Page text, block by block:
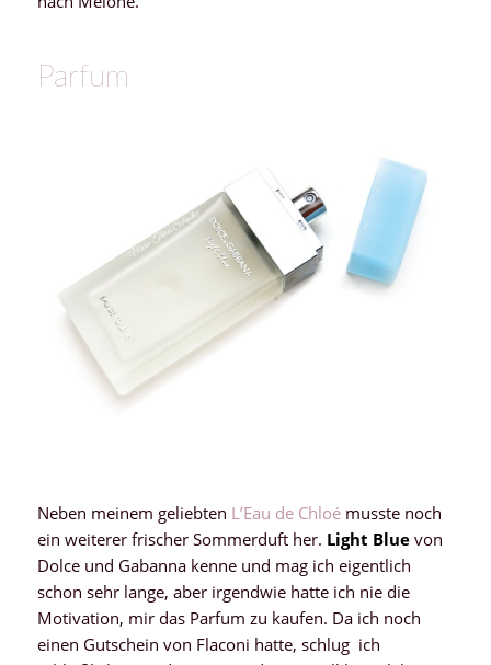
Parfum
Neben meinem geliebten L’Eau de Chloémusste noch
ein weiterer frischer Sommerduft her. Light Bluevon
Dolce und Gabanna kenne und mag ich eigentlich
schon sehr lange, aber irgendwie hatte ich nie die
Motivation, mir das Parfum zu kaufen. Da ich noch
einen Gutschein von Flaconi hatte, schlug ich